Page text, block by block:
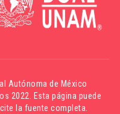
Autónoma de México
2022. Esta página puede
la fuente completa.